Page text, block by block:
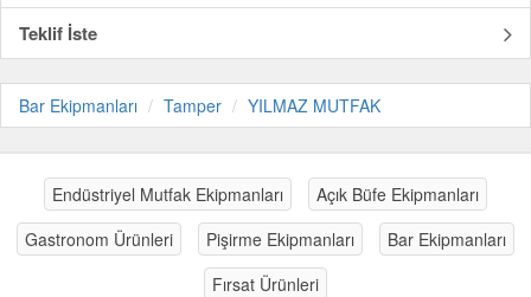
Teklif İste
Bar Ekipmanları Tamper YILMAZ MUTFAK
Endüstriyel Mutfak Ekipmanları
Açık Büfe Ekipmanları
Gastronom Ürünleri
Pişirme Ekipmanları
Bar Ekipmanları
Fırsat Ürünleri